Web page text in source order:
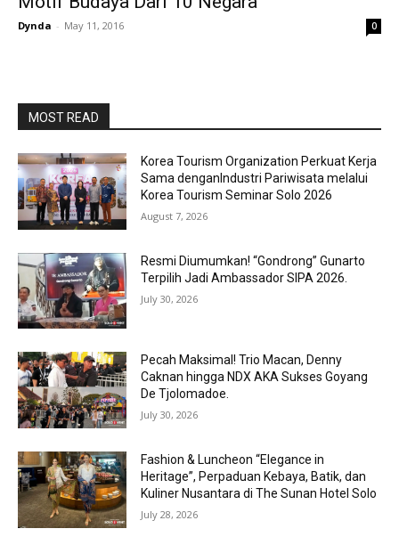
Dynda - May 11, 2016 0
MOST READ
Korea Tourism Organization Perkuat Kerja
Sama denganIndustri Pariwisata melalui
Korea Tourism Seminar Solo 2026
August 7, 2026
Resmi Diumumkan! “Gondrong” Gunarto
Terpilih Jadi Ambassador SIPA 2026.
July 30, 2026
Pecah Maksimal! Trio Macan, Denny
Caknan hingga NDX AKA Sukses Goyang
De Tjolomadoe.
July 30, 2026
Fashion & Luncheon “Elegance in
Heritage”, Perpaduan Kebaya, Batik, dan
Kuliner Nusantara di The Sunan Hotel Solo
July 28, 2026